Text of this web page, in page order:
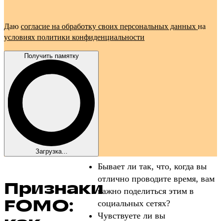
Даю согласие на обработку своих персональных данных на
условиях политики конфиденциальности
Получить памятку
Загрузка...
Признаки
FOMO:
Бывает ли так, что, когда вы
отлично проводите время, вам
важно поделиться этим в
социальных сетях?
Чувствуете ли вы